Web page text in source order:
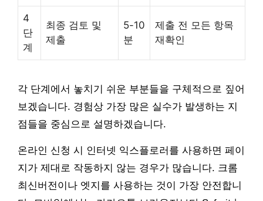
4
단
계
최종 검토 및
제출
5-10
분
제출 전 모든 항목
재확인
각 단계에서 놓치기 쉬운 부분들을 구체적으로 짚어
보겠습니다. 경험상 가장 많은 실수가 발생하는 지
점들을 중심으로 설명하겠습니다.
온라인 신청 시 인터넷 익스플로러를 사용하면 페이
지가 제대로 작동하지 않는 경우가 많습니다. 크롬
최신버전이나 엣지를 사용하는 것이 가장 안전합니